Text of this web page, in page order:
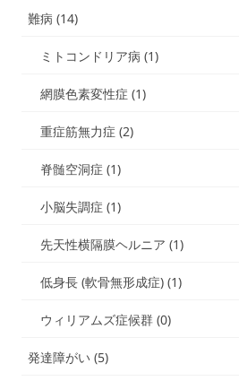
難病 (14)
ミトコンドリア病 (1)
網膜色素変性症 (1)
重症筋無力症 (2)
脊髄空洞症 (1)
小脳失調症 (1)
先天性横隔膜ヘルニア (1)
低身長 (軟骨無形成症) (1)
ウィリアムズ症候群 (0)
発達障がい (5)